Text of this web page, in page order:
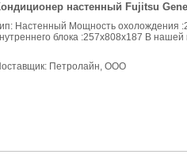
настенный Fujitsu
Настенный Мощность охолождения
блока :257x808x187 В нашей
Петролайн, ООО